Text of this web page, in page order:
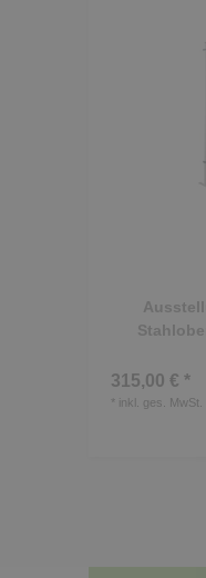
315,00 € *
* inkl. ges. MwSt.